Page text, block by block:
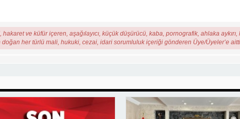
ve küfür içeren, aşağılayıcı, küçük düşürücü, kaba, pornografik, ahlaka aykırı,
her türlü mali, hukuki, cezai, idari sorumluluk içeriği gönderen Üye/Üyeler’e